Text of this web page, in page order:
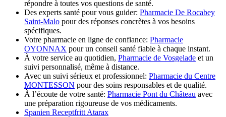
répondre à toutes vos questions de santé.
Des experts santé pour vous guider: Pharmacie De Rocabey
Saint-Malo pour des réponses concrètes à vos besoins
spécifiques.
Votre pharmacie en ligne de confiance: Pharmacie
OYONNAX pour un conseil santé fiable à chaque instant.
À votre service au quotidien, Pharmacie de Vosgelade et un
suivi personnalisé, même à distance.
Avec un suivi sérieux et professionnel: Pharmacie du Centre
MONTESSON pour des soins responsables et de qualité.
À l’écoute de votre santé: Pharmacie Pont du Château avec
une préparation rigoureuse de vos médicaments.
Spanien Receptfritt Atarax